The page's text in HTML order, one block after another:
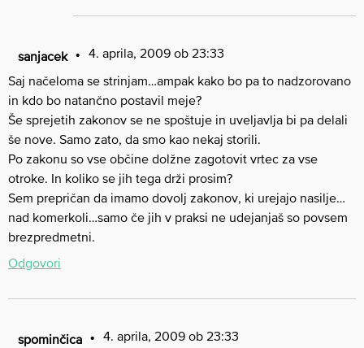
sanjacek
4. aprila, 2009 ob 23:33
Saj načeloma se strinjam…ampak kako bo pa to nadzorovano
in kdo bo natančno postavil meje?
Še sprejetih zakonov se ne spoštuje in uveljavlja bi pa delali
še nove. Samo zato, da smo kao nekaj storili.
Po zakonu so vse občine dolžne zagotovit vrtec za vse
otroke. In koliko se jih tega drži prosim?
Sem prepričan da imamo dovolj zakonov, ki urejajo nasilje…
nad komerkoli…samo če jih v praksi ne udejanjaš so povsem
brezpredmetni.
Odgovori
spominčica
4. aprila, 2009 ob 23:33